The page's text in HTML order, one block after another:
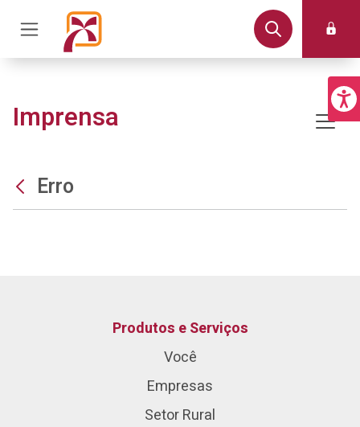
Imprensa
Erro
Produtos e Serviços
Você
Empresas
Setor Rural